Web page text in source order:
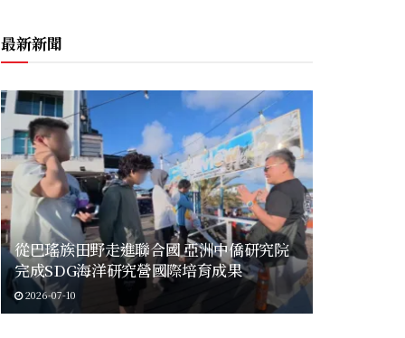
最新新聞
從巴瑤族田野走進聯合國 亞洲中僑研究院
完成SDG海洋研究營國際培育成果
2026-07-10